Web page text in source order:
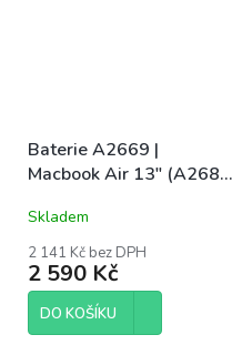
Baterie A2669 |
Macbook Air 13" (A2681
Mid 2024
Skladem
2 141 Kč bez DPH
2 590 Kč
DO KOŠÍKU